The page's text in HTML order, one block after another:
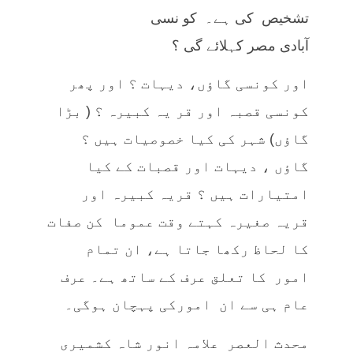
تشخیص کی ہے۔ کو نسی
آبادی مصر کہلائے گی ؟
اور کونسی گاؤں، دیہات ؟ اور پھر
کونسی قصبہ اور قر یہ کبیرہ ؟ ( بڑا
گاؤں) شہر کی کیا خصوصیات ہیں ؟
گاؤں ، دیہات اور قصبات کے کیا
امتیارات ہیں ؟ قریہ کبیرہ اور
قریہ صغیرہ کہتے وقت عموما کن صفات
کا لحاظ رکھا جاتا ہے، ان تمام
امور کا تعلق عرف کے ساتھ ہے۔ عرف
عام ہی سے ان امورکی پہچان ہوگی۔
محدث العصر علامہ انور شاہ کشمیری